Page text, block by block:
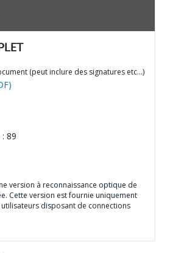
(peut inclure des signatures etc…)
89
version à reconnaissance optique de
Cette version est fournie uniquement
disposant de connections